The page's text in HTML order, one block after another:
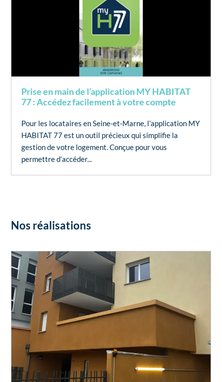
Prise en main de l’application MY HABITAT
77 : Accédez facilement à votre compte
Pour les locataires en Seine-et-Marne, l’application MY
HABITAT 77 est un outil précieux qui simplifie la
gestion de votre logement. Conçue pour vous
permettre d’accéder...
Nos réalisations